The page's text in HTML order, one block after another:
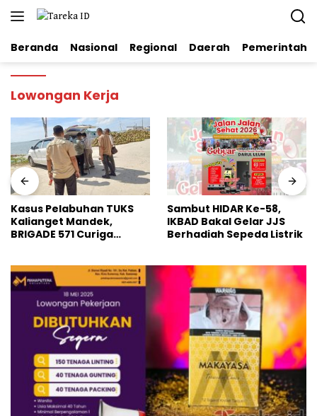
Langsung
Beranda Nasional Regional Daerah
Lowongan Kerja
Kasus Pelabuhan TUKS
Kalianget Mandek,
BRIGADE 571 Curiga
Sambut HIDAR Ke-58,
IKBAD Bakal Gelar JJS
Berhadiah Sepeda Listrik